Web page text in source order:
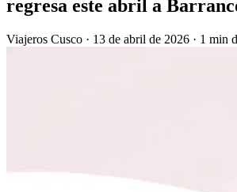
regresa este abril a
Viajeros Cusco · 13 de abril de 2026 · 1 min